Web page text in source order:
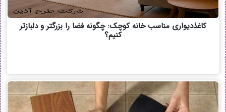
کاغذدیواری مناسب خانه کوچک: چگونه فضا را بزرگتر و دلبازتر
کنیم؟